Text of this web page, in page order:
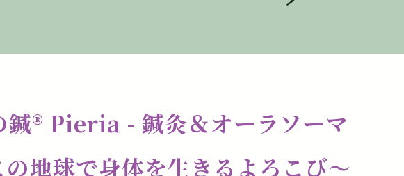
鍼®️ Pieria - 鍼灸＆オーラソーマ
地球で身体を生きるよろこび〜